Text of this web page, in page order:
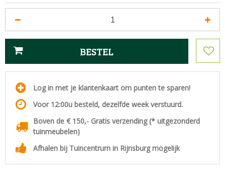
Log in met je klantenkaart om punten te sparen!
Voor 12:00u besteld, dezelfde week verstuurd.
Boven de € 150,- Gratis verzending (* uitgezonderd
tuinmeubelen)
Afhalen bij Tuincentrum in Rijnsburg mogelijk